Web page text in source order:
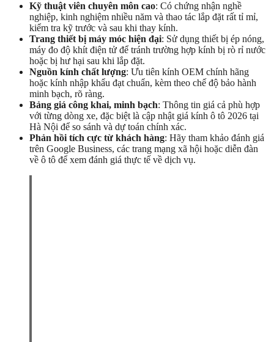
Kỹ thuật viên chuyên môn cao: Có chứng nhận nghề
nghiệp, kinh nghiệm nhiều năm và thao tác lắp đặt rất tỉ mỉ,
kiểm tra kỹ trước và sau khi thay kính.
Trang thiết bị máy móc hiện đại: Sử dụng thiết bị ép nóng,
máy đo độ khít điện tử để tránh trường hợp kính bị rò rỉ nước
hoặc bị hư hại sau khi lắp đặt.
Nguồn kính chất lượng: Ưu tiên kính OEM chính hãng
hoặc kính nhập khẩu đạt chuẩn, kèm theo chế độ bảo hành
minh bạch, rõ ràng.
Bảng giá công khai, minh bạch: Thông tin giá cả phù hợp
với từng dòng xe, đặc biệt là cập nhật giá kính ô tô 2026 tại
Hà Nội để so sánh và dự toán chính xác.
Phản hồi tích cực từ khách hàng: Hãy tham khảo đánh giá
trên Google Business, các trang mạng xã hội hoặc diễn đàn
về ô tô để xem đánh giá thực tế về dịch vụ.